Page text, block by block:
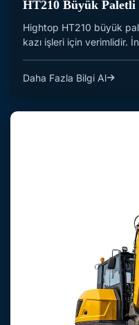
HT210 Büyük
Hightop HT210 büyük
kazı işleri için verimlidir.
Daha Fazla Bilgi Al